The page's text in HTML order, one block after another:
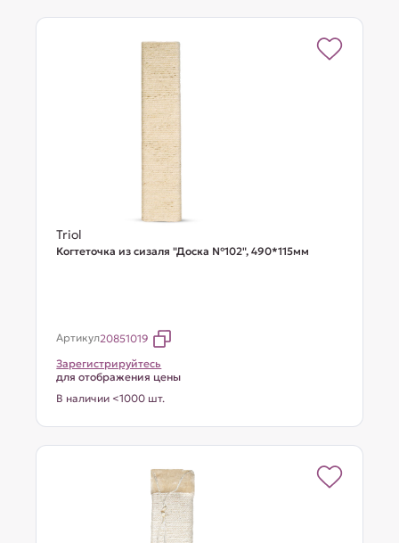
Triol
Когтеточка из сизаля "Доска №102", 490*115мм
Артикул20851019
Зарегистрируйтесь
для отображения цены
В наличии <1000 шт.